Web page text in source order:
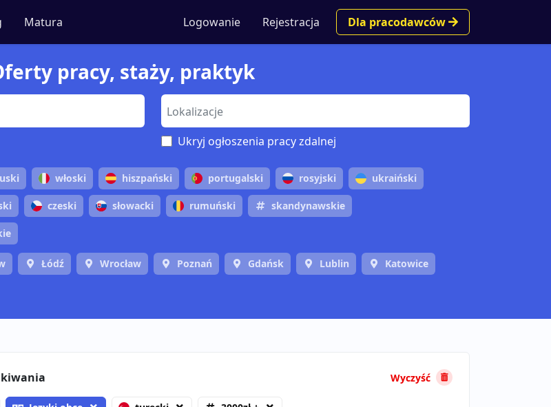
Matura Logowanie Rejestracja Dla pracodawców
pracy, staży, praktyk
Ukryj ogłoszenia pracy zdalnej
włoski hiszpański portugalski rosyjski ukraiński
czeski słowacki rumuński skandynawskie
Łódź Wrocław Poznań Gdańsk Lublin Katowice
Wyczyść